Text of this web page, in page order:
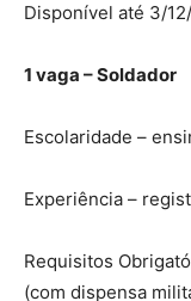
Disponível até 3/
1 vaga – Soldador
Escolaridade –
Experiência –
Requisitos
(com dispensa